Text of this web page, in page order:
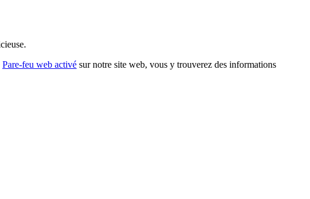
Pare-feu web activé sur notre site web, vous y trouverez des informations